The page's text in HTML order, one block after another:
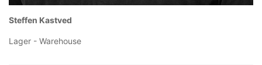
Steffen Kastved
Lager - Warehouse